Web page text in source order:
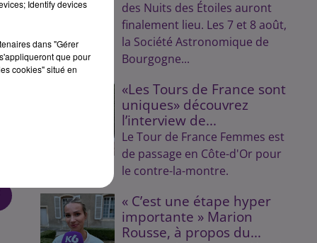
des Nuits des Étoiles auront
finalement lieu. Les 7 et 8 août,
la Société Astronomique de
Bourgogne...
«Les Tours de France sont
uniques» découvrez
l’interview de...
Le Tour de France Femmes est
de passage en Côte-d'Or pour
le contre-la-montre.
« C’est une étape hyper
importante » Marion
Rousse, à propos du...
Identify devices
dans "Gérer
que pour
cookies" situé en